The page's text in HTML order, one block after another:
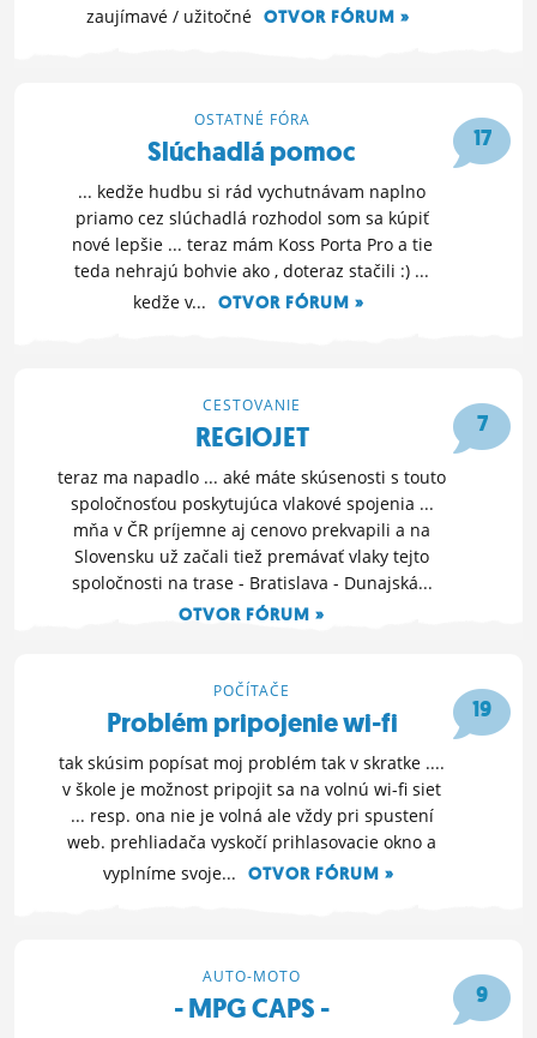
zaujímavé / užitočné OTVOR FÓRUM »
17
OSTATNÉ FÓRA
Slúchadlá pomoc
... kedže hudbu si rád vychutnávam naplno
priamo cez slúchadlá rozhodol som sa kúpiť
nové lepšie ... teraz mám Koss Porta Pro a tie
teda nehrajú bohvie ako , doteraz stačili :) ...
kedže v...
OTVOR FÓRUM »
7
CESTOVANIE
REGIOJET
teraz ma napadlo ... aké máte skúsenosti s touto
spoločnosťou poskytujúca vlakové spojenia ...
mňa v ČR príjemne aj cenovo prekvapili a na
Slovensku už začali tiež premávať vlaky tejto
spoločnosti na trase - Bratislava - Dunajská...
OTVOR FÓRUM »
19
POČÍTAČE
Problém pripojenie wi-fi
tak skúsim popísat moj problém tak v skratke ....
v škole je možnost pripojit sa na volnú wi-fi siet
... resp. ona nie je volná ale vždy pri spustení
web. prehliadača vyskočí prihlasovacie okno a
vyplníme svoje...
OTVOR FÓRUM »
9
AUTO-MOTO
- MPG CAPS -